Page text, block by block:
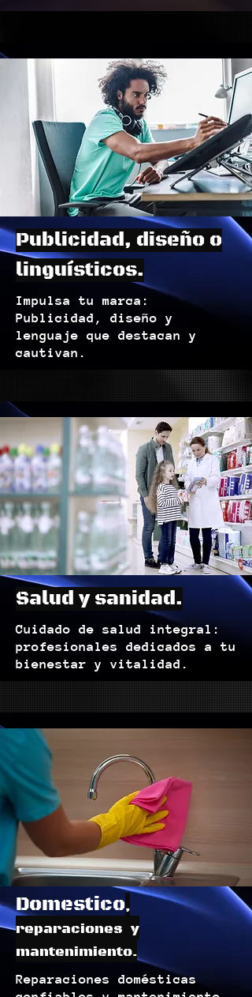
Publicidad, diseño o
linguísticos.
Impulsa tu marca:
Publicidad, diseño y
lenguaje que destacan y
cautivan.
Salud y sanidad.
Cuidado de salud integral:
profesionales dedicados a tu
bienestar y vitalidad.
Domestico,
reparaciones y
mantenimiento.
Reparaciones domésticas